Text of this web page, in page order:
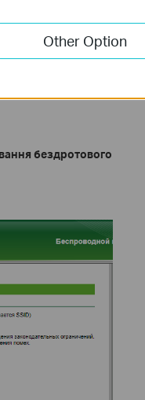
бездротового
Other Option